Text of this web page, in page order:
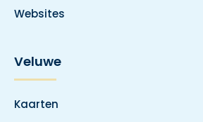
Websites
Veluwe
Kaarten